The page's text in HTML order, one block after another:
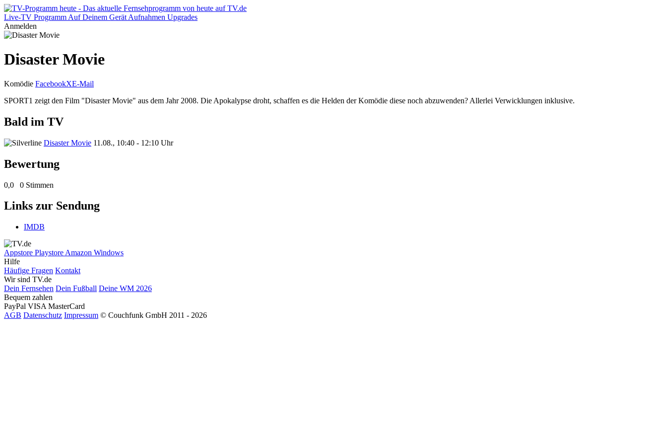
Live-TV Programm Auf Deinem Gerät Aufnahmen Upgrades
Anmelden
Disaster Movie
Komödie FacebookXE-Mail
SPORT1 zeigt den Film "Disaster Movie" aus dem Jahr 2008. Die Apokalypse droht, schaffen es die Helden der Komödie diese noch abzuwenden? Allerlei Verwicklungen inklusive.
Bald im TV
Disaster Movie 11.08., 10:40 - 12:10 Uhr
Bewertung
0,0 0 Stimmen
Links zur Sendung
IMDB
Appstore Playstore Amazon Windows
Hilfe
Häufige Fragen Kontakt
Wir sind TV.de
Dein Fernsehen Dein Fußball Deine WM 2026
Bequem zahlen
PayPal VISA MasterCard
AGB Datenschutz Impressum © Couchfunk GmbH 2011 - 2026